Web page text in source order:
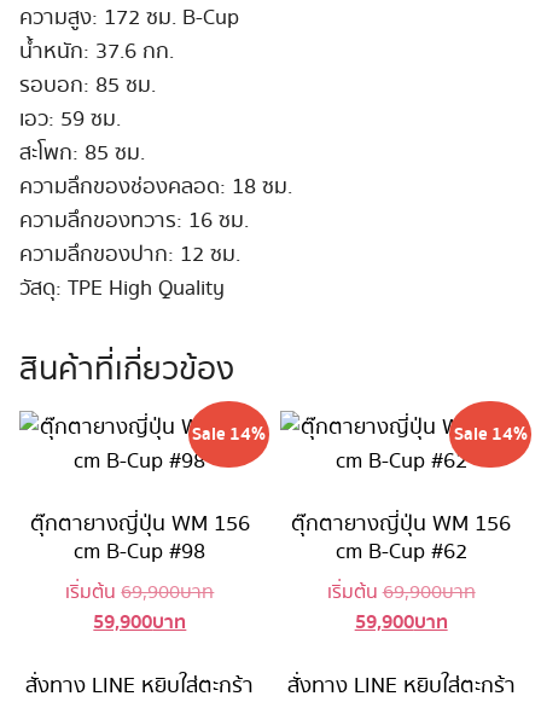
ความสูง: 172 ซม. B-Cup
น้ำหนัก: 37.6 กก.
รอบอก: 85 ซม.
เอว: 59 ซม.
สะโพก: 85 ซม.
ความลึกของช่องคลอด: 18 ซม.
ความลึกของทวาร: 16 ซม.
ความลึกของปาก: 12 ซม.
วัสดุ: TPE High Quality
สินค้าที่เกี่ยวข้อง
Sale 14%
ตุ๊กตายางญี่ปุ่น WM 156
cm B-Cup #98
เริ่มต้น69,900บาทOriginal
69,900 บาท.
59,900บาท
is:
สั่งทาง LINE หยิบใส่ตะกร้า
Sale 14%
ตุ๊กตายางญี่ปุ่น WM 156
cm B-Cup #62
เริ่มต้น69,900บาทOriginal
69,900
59,900บาทCurrent
is:
สั่งทาง LINE หยิบใส่ตะกร้า